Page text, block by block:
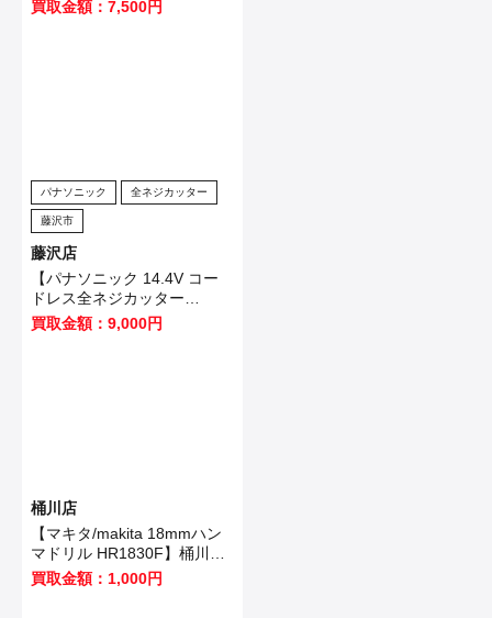
ただきました！
買取金額：7,500円
パナソニック 全ネジカッター
藤沢市
藤沢店
【パナソニック 14.4V コー
ドレス全ネジカッター
EZ4540LZ2S-B 】藤沢市の
お客様から買取させていただ
買取金額：9,000円
桶川店
【マキタ/makita 18mmハン
マドリル HR1830F】桶川市
のお客様から買取いたしまし
買取金額：1,000円